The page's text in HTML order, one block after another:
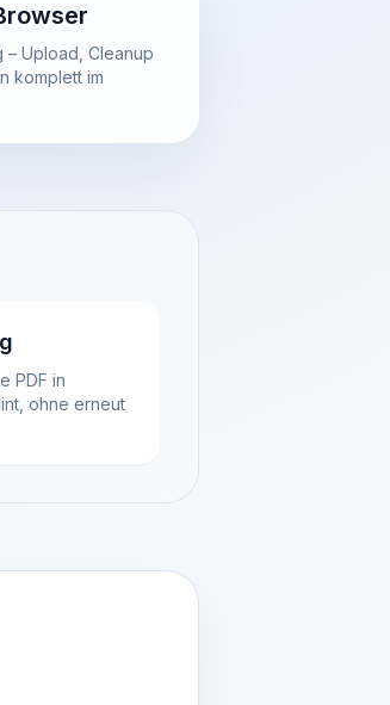
– Upload, Cleanup
komplett im
PDF in
ohne erneut